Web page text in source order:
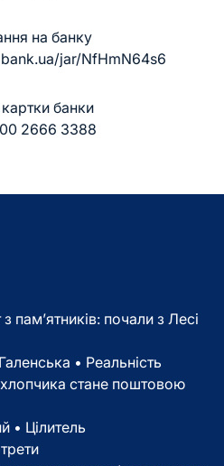
на банку
jar/NfHmN64s6
банки
2666 3388
пам’ятників: почали з Лесі
• Реальність
стане поштовою
Цілитель